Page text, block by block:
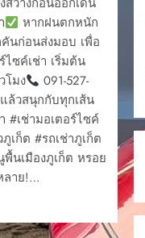
สว่างก่อนออกเดิน
หากฝนตกหนัก
นก่อนส่งมอบ เพื่อ
ไซค์เช่า เริ่มต้น
โมง
091-527-
ล้วสนุกกับทุกเส้น
#เช่ามอเตอร์ไซค์
เก็ต #รถเช่าภูเก็ต
นเมืองภูเก็ต หรอย
ลาย!…